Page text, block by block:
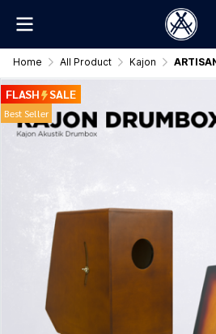
Home All Product Kajon
FLASH SALE
Best Seller